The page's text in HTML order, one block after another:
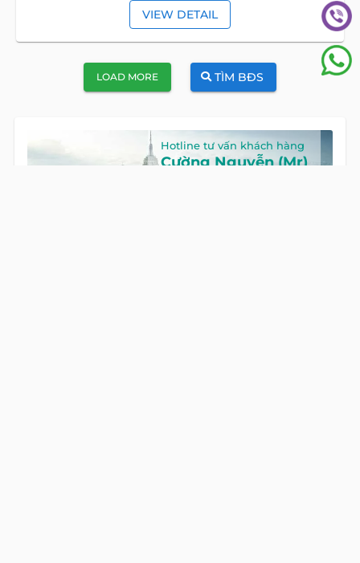
VIEW DETAIL
LOAD MORE TÌM BĐS
Hotline tư vấn khách hàng
Cường Nguyễn (Mr)